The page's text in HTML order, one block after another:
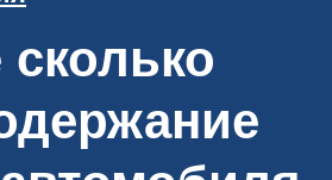
сколько